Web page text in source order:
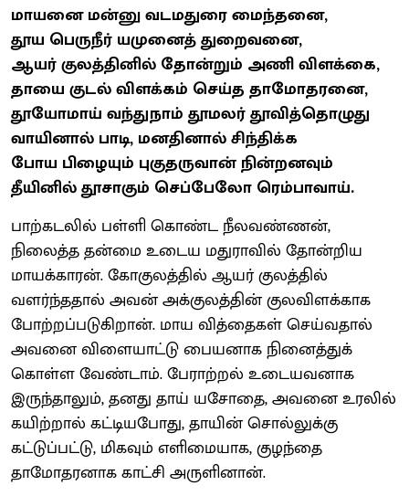
மாயனை மன்னு வடமதுரை மைந்தனை,
தூய பெருநீர் யமுனைத் துறைவனை,
ஆயர் குலத்தினில் தோன்றும் அணி விளக்கை,
தாயை குடல் விளக்கம் செய்த தாமோதரனை,
தூயோமாய் வந்துநாம் தூமலர் தூவித்தொழுது
வாயினால் பாடி, மனதினால் சிந்திக்க
போய பிழையும் புகுதருவான் நின்றனவும்
தீயினில் தூசாகும் செப்பேலோ ரெம்பாவாய்.
பாற்கடலில் பள்ளி கொண்ட நீலவண்ணன்,
நிலைத்த தன்மை உடைய மதுராவில் தோன்றிய
மாயக்காரன். கோகுலத்தில் ஆயர் குலத்தில்
வளர்ந்ததால் அவன் அக்குலத்தின் குலவிளக்காக
போற்றப்படுகிறான். மாய வித்தைகள் செய்வதால்
அவனை விளையாட்டு பையனாக நினைத்துக்
கொள்ள வேண்டாம். பேராற்றல் உடையவனாக
இருந்தாலும், தனது தாய் யசோதை, அவனை உரலில்
கயிற்றால் கட்டியபோது, தாயின் சொல்லுக்கு
கட்டுப்பட்டு, மிகவும் எளிமையாக, குழந்தை
தாமோதரனாக காட்சி அருளினான்.